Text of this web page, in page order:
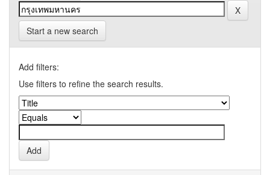
Start a new search
Add filters:
Use filters to refine the search results.